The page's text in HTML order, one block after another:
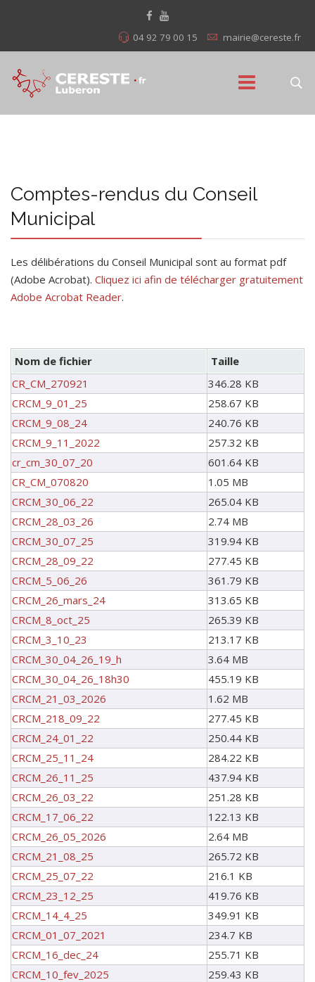
04 92 79 00 15 mairie@cereste.fr
Comptes-rendus du Conseil
Municipal
Les délibérations du Conseil Municipal sont au format pdf
(Adobe Acrobat). Cliquez ici afin de télécharger gratuitement
Adobe Acrobat Reader.
Nom de fichier
Taille
CR_CM_270921
346.28 KB
CRCM_9_01_25
258.67 KB
CRCM_9_08_24
240.76 KB
CRCM_9_11_2022
257.32 KB
cr_cm_30_07_20
601.64 KB
CR_CM_070820
1.05 MB
CRCM_30_06_22
265.04 KB
CRCM_28_03_26
2.74 MB
CRCM_30_07_25
319.94 KB
CRCM_28_09_22
277.45 KB
CRCM_5_06_26
361.79 KB
CRCM_26_mars_24
313.65 KB
CRCM_8_oct_25
265.39 KB
CRCM_3_10_23
213.17 KB
CRCM_30_04_26_19_h
3.64 MB
CRCM_30_04_26_18h30
455.19 KB
CRCM_21_03_2026
1.62 MB
CRCM_218_09_22
277.45 KB
CRCM_24_01_22
250.44 KB
CRCM_25_11_24
284.22 KB
CRCM_26_11_25
437.94 KB
CRCM_26_03_22
251.28 KB
CRCM_17_06_22
122.13 KB
CRCM_26_05_2026
2.64 MB
CRCM_21_08_25
265.72 KB
CRCM_25_07_22
216.1 KB
CRCM_23_12_25
419.76 KB
CRCM_14_4_25
349.91 KB
CRCM_01_07_2021
234.7 KB
CRCM_16_dec_24
255.71 KB
CRCM_10_fev_2025
259.43 KB